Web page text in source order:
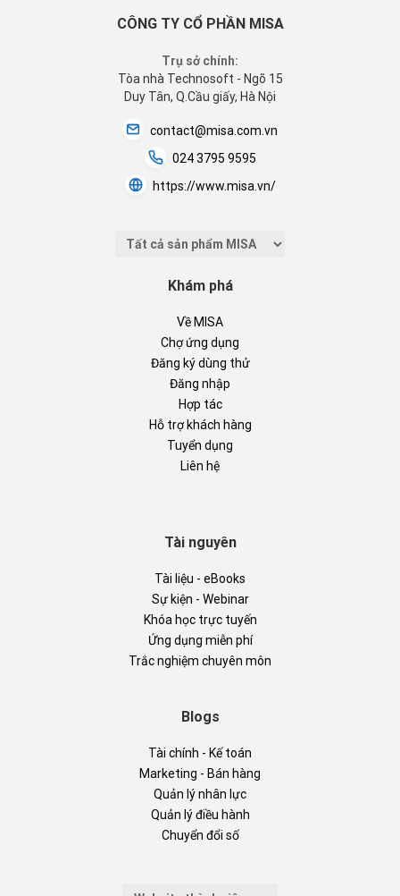
CÔNG TY CỔ PHẦN MISA
Trụ sở chính:
Tòa nhà Technosoft - Ngõ 15
Duy Tân, Q.Cầu giấy, Hà Nội
contact@misa.com.vn
024 3795 9595
https://www.misa.vn/
Khám phá
Về MISA
Chợ ứng dụng
Đăng ký dùng thử
Đăng nhập
Hợp tác
Hỗ trợ khách hàng
Tuyển dụng
Liên hệ
Tài nguyên
Tài liệu - eBooks
Sự kiện - Webinar
Khóa học trực tuyến
Ứng dụng miễn phí
Trắc nghiệm chuyên môn
Blogs
Tài chính - Kế toán
Marketing - Bán hàng
Quản lý nhân lực
Quản lý điều hành
Chuyển đổi số